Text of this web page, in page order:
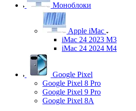
Моноблоки
Apple iMac
iMac 24 2023 M3
iMac 24 2024 M4
Google Pixel
Google Pixel 8 Pro
Google Pixel 9 Pro
Google Pixel 8A